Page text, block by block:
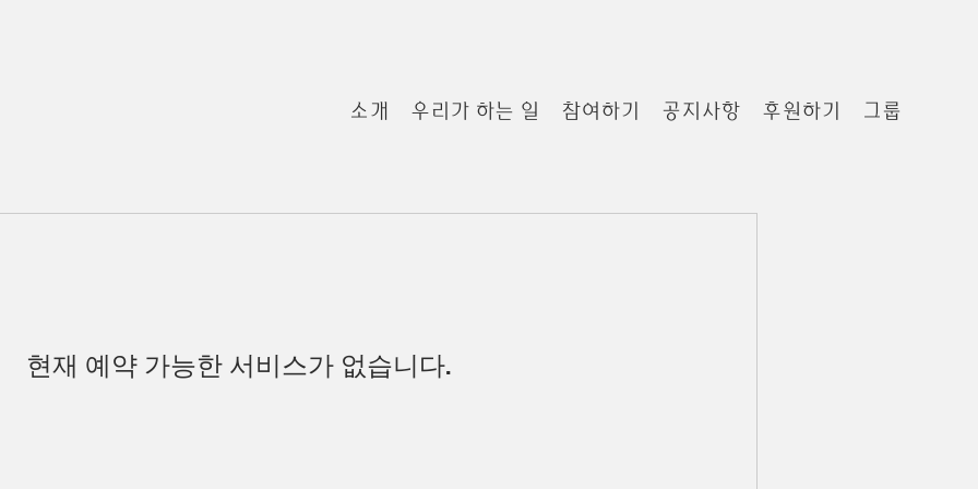
소개 우리가 하는 일 참여하기 공지사항 후원하기 그룹
현재 예약 가능한 서비스가 없습니다.